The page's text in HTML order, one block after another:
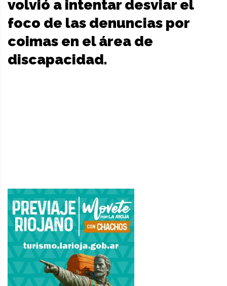
volvió a intentar desviar el
foco de las denuncias por
coimas en el área de
discapacidad.